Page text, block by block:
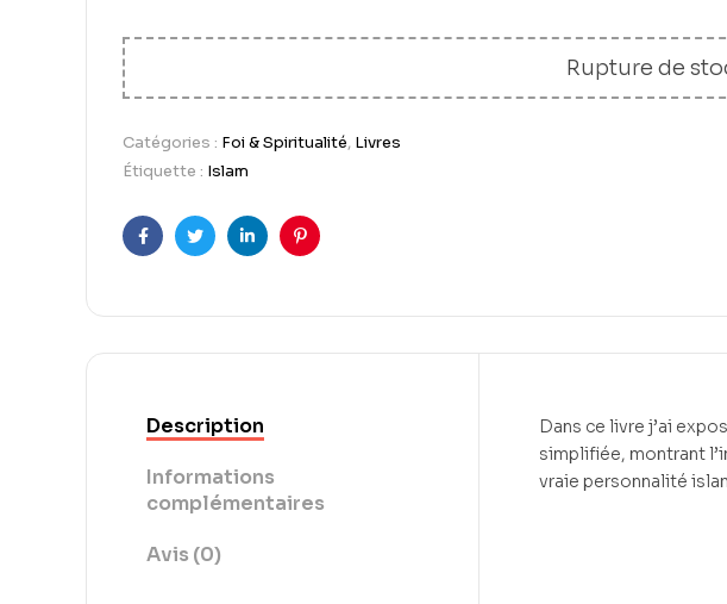
Rupture de
Catégories : Foi & Spiritualité, Livres
Étiquette : Islam
FacebookTwitterLinkedInPinterest
Description
Informations
complémentaires
Avis (0)
Dans ce livre j’ai
simplifiée, montrant
vraie personnalité